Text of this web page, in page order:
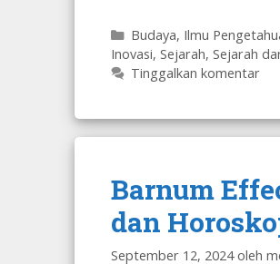
Kategori
Budaya, Ilmu
Inovasi, Sejarah, Sejarah
Tinggalkan komentar
Barnum
dan
September 12, 2024 oleh